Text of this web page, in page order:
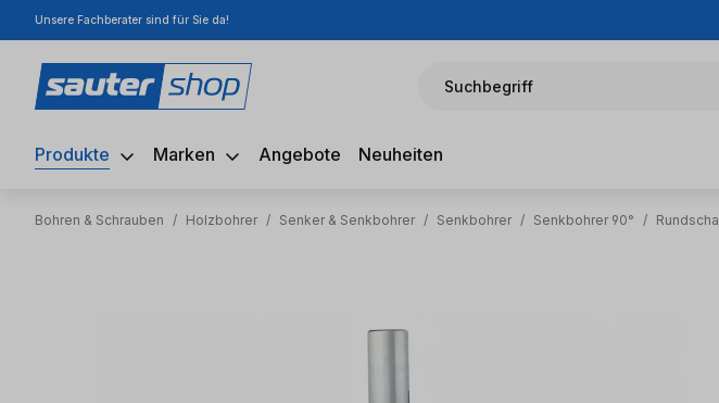
Hauptinhalt springen
Zur Suche springen
Zur Hauptnavigation springen
Unsere Fachberater sind für Sie da!
Suchbegriff
Produkte Marken Angebote Neuheiten
Bohren & Schrauben / Holzbohrer / Senker & Senkbohrer / Senkbohrer / Senkbohrer 90° /